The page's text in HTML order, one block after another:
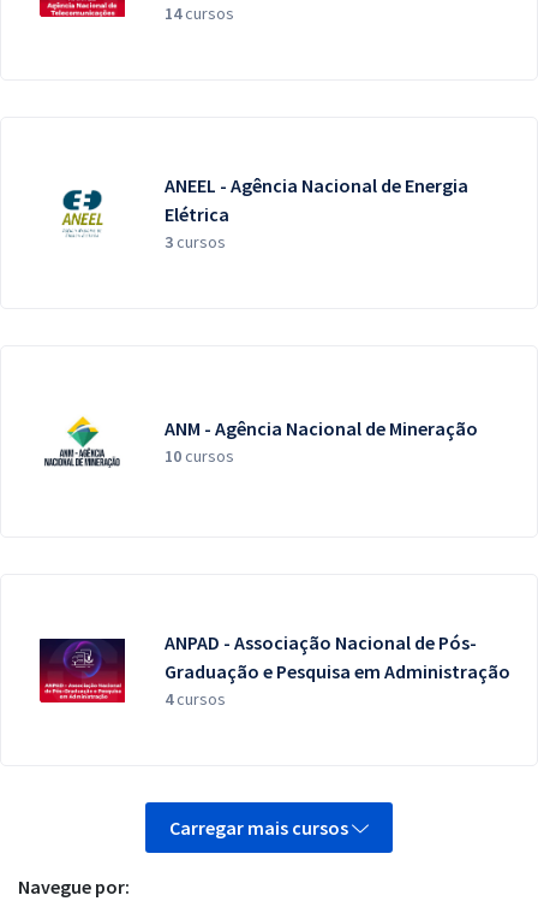
14cursos
ANEEL - Agência Nacional de Energia
Elétrica
3cursos
ANM - Agência Nacional de Mineração
10cursos
ANPAD - Associação Nacional de Pós-
Graduação e Pesquisa em Administração
4cursos
Carregar mais cursos
Navegue por: